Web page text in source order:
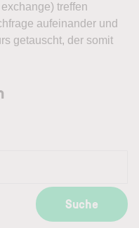
treffen
aufeinander und
getauscht, der somit
Suche